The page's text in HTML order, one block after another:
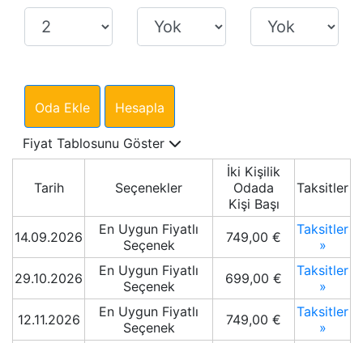
Oda Ekle Hesapla
Fiyat Tablosunu Göster
Tarih Seçenekler
İki Kişilik
Odada
Kişi Başı
Taksitler
14.09.2026
En Uygun Fiyatlı
Seçenek
749,00 €
Taksitler
»
29.10.2026
En Uygun Fiyatlı
Seçenek
699,00 €
Taksitler
»
12.11.2026
En Uygun Fiyatlı
Seçenek
749,00 €
Taksitler
»